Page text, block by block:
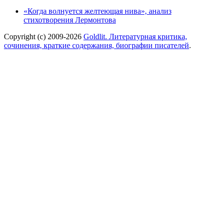
«Когда волнуется желтеющая нива», анализ
стихотворения Лермонтова
Copyright (c) 2009-2026 Goldlit. Литературная критика,
сочинения, краткие содержания, биографии писателей.